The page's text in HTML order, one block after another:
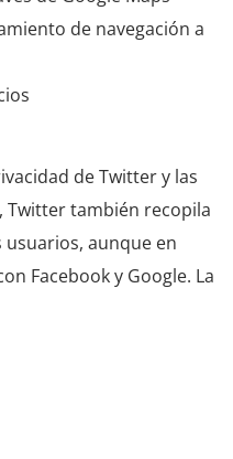
de navegación a
de Twitter y las
Twitter también recopila
aunque en
Facebook y Google. La